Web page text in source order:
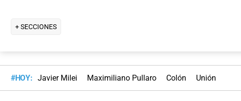
+ SECCIONES
#HOY: Javier Milei Maximiliano Pullaro Colón Unión